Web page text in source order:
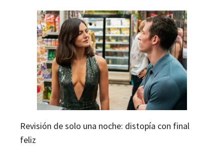
Revisión de solo una noche: distopía con final
feliz